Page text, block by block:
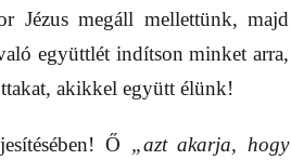
Jézus megáll mellettünk, majd
együttlét indítson minket arra,
akikkel együtt élünk!
Ő „azt akarja, hogy